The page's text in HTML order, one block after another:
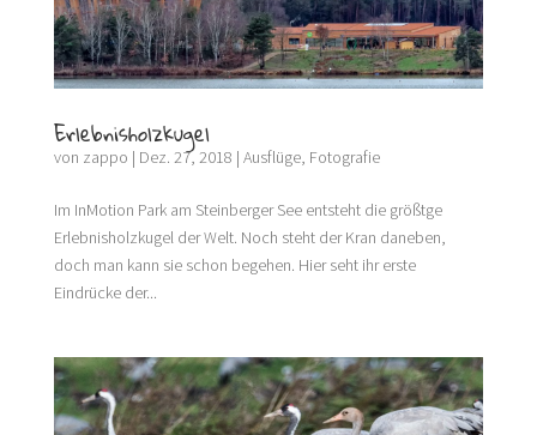
Erlebnisholzkugel
von zappo | Dez. 27, 2018 | Ausflüge, Fotografie
Im InMotion Park am Steinberger See entsteht die größtge
Erlebnisholzkugel der Welt. Noch steht der Kran daneben,
doch man kann sie schon begehen. Hier seht ihr erste
Eindrücke der...